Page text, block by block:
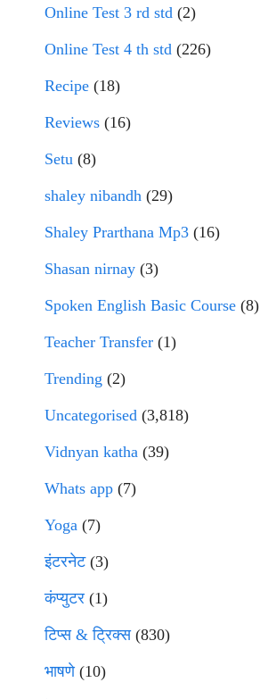
Online Test 3 rd std (2)
Online Test 4 th std (226)
Recipe (18)
Reviews (16)
Setu (8)
shaley nibandh (29)
Shaley Prarthana Mp3 (16)
Shasan nirnay (3)
Spoken English Basic Course (8)
Teacher Transfer (1)
Trending (2)
Uncategorised (3,818)
Vidnyan katha (39)
Whats app (7)
Yoga (7)
इंटरनेट(3)
कंप्युटर (1)
टिप्स & ट्रिक्स(830)
भाषणे(10)